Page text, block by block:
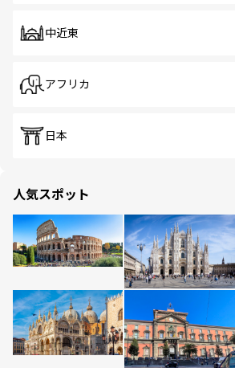
中近東
アフリカ
日本
人気スポット